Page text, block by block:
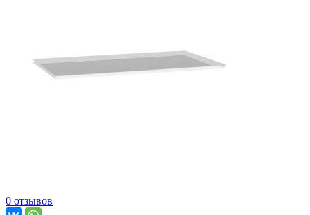
0 отзывов